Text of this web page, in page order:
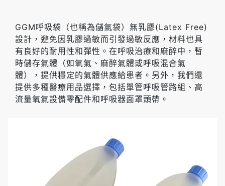
GGM呼吸袋（也稱為儲氣袋）無乳膠(Latex Free)
設計，避免因乳膠過敏而引發過敏反應，材料也具
有良好的耐用性和彈性。在呼吸治療和麻醉中，暫
時儲存氣體（如氧氣、麻醉氣體或呼吸混合氣
體），提供穩定的氣體供應給患者。另外，我們還
提供多種醫療用品選擇，包括單管呼吸管路組、高
流量氧氣設備零配件和呼吸器面罩頭帶。